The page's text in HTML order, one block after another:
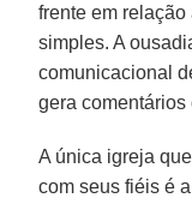
frente em
simples. A
comunicacional
gera
A única igreja
com seus fiéis é a